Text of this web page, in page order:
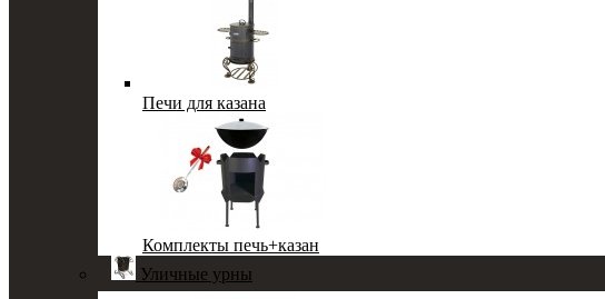
Печи для казана
Комплекты печь+казан
Уличные урны